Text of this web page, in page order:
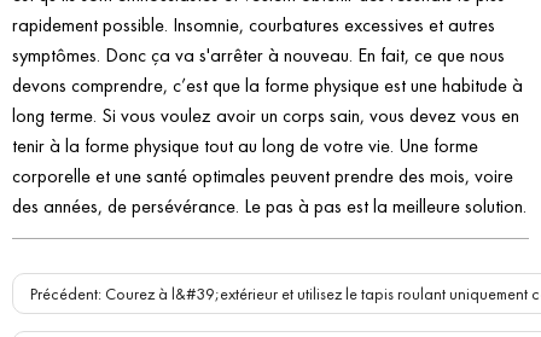
rapidement possible. Insomnie, courbatures excessives et autres
symptômes. Donc ça va s'arrêter à nouveau. En fait, ce que nous
devons comprendre, c’est que la forme physique est une habitude à
long terme. Si vous voulez avoir un corps sain, vous devez vous en
tenir à la forme physique tout au long de votre vie. Une forme
corporelle et une santé optimales peuvent prendre des mois, voire
des années, de persévérance. Le pas à pas est la meilleure solution.
Précédent: Courez à l&#39;extérieur et utilisez le tapis roulant uniquement